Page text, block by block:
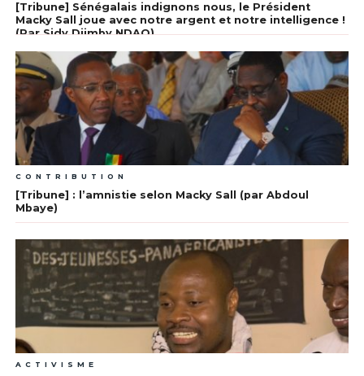
[Tribune] Sénégalais indignons nous, le Président
Macky Sall joue avec notre argent et notre intelligence !
(Par Sidy Djimby NDAO)
CONTRIBUTION
[Tribune] : l’amnistie selon Macky Sall (par Abdoul
Mbaye)
ACTIVISME